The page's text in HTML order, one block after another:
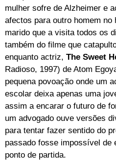
mulher sofre de Alzheimer e
afectos para outro homem no
marido que a visita todos os
também do filme que
enquanto actriz, The Sweet
Radioso, 1997) de Atom
pequena povoação onde um
escolar deixa apenas uma
assim a encarar o futuro de
um advogado ouve versões
para tentar fazer sentido do
passado fosse impossível de
ponto de partida.